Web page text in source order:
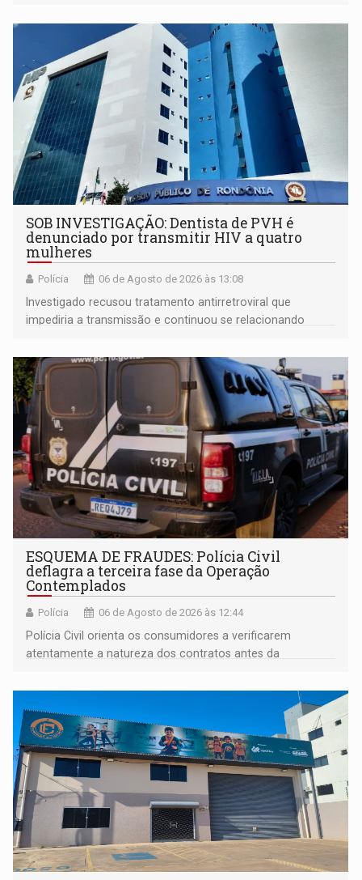
SOB INVESTIGAÇÃO: Dentista de PVH é
denunciado por transmitir HIV a quatro
mulheres
Polícia 06 de Agosto de 2026 às 13:08
Investigado recusou tratamento antirretroviral que
impediria a transmissão e continuou se relacionando
ESQUEMA DE FRAUDES: Polícia Civil
deflagra a terceira fase da Operação
Contemplados
Polícia 06 de Agosto de 2026 às 12:44
Polícia Civil orienta os consumidores a verificarem
atentamente a natureza dos contratos antes da